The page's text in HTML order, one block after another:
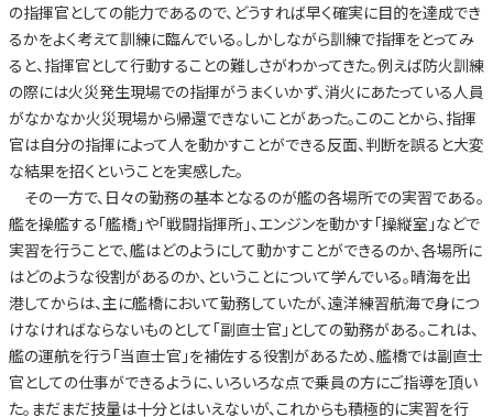
の指揮官としての能力であるので、どうすれば早く確実に目的を達成でき
るかをよく考えて訓練に臨んでいる。しかしながら訓練で指揮をとってみ
ると、指揮官として行動することの難しさがわかってきた。例えば防火訓練
の際には火災発生現場での指揮がうまくいかず、消火にあたっている人員
がなかなか火災現場から帰還できないことがあった。このことから、指揮
官は自分の指揮によって人を動かすことができる反面、判断を誤ると大変
な結果を招くということを実感した。
その一方で、日々の勤務の基本となるのが艦の各場所での実習である。
艦を操艦する「艦橋」や「戦闘指揮所」、エンジンを動かす「操縦室」などで
実習を行うことで、艦はどのようにして動かすことができるのか、各場所に
はどのような役割があるのか、ということについて学んでいる。晴海を出
港してからは、主に艦橋において勤務していたが、遠洋練習航海で身につ
けなければならないものとして「副直士官」としての勤務がある。これは、
艦の運航を行う「当直士官」を補佐する役割があるため、艦橋では副直士
官としての仕事ができるように、いろいろな点で乗員の方にご指導を頂い
た。まだまだ技量は十分とはいえないが、これからも積極的に実習を行